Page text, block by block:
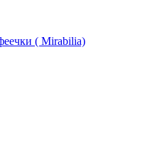
( Mirabilia)